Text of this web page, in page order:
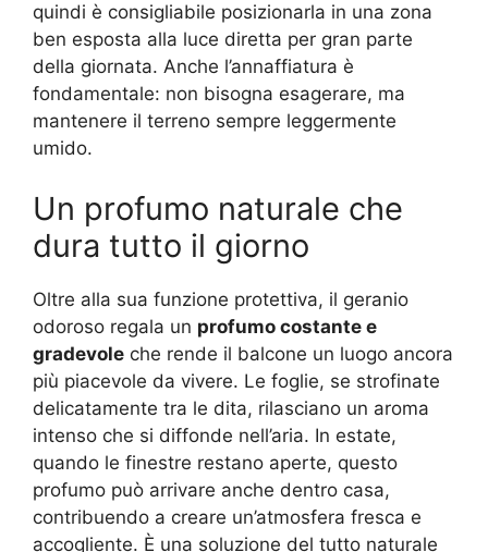
quindi è consigliabile posizionarla in una zona
ben esposta alla luce diretta per gran parte
della giornata. Anche l’annaffiatura è
fondamentale: non bisogna esagerare, ma
mantenere il terreno sempre leggermente
umido.
Un profumo naturale che
dura tutto il giorno
Oltre alla sua funzione protettiva, il geranio
odoroso regala un profumo costante e
gradevole che rende il balcone un luogo ancora
più piacevole da vivere. Le foglie, se strofinate
delicatamente tra le dita, rilasciano un aroma
intenso che si diffonde nell’aria. In estate,
quando le finestre restano aperte, questo
profumo può arrivare anche dentro casa,
contribuendo a creare un’atmosfera fresca e
accogliente. È una soluzione del tutto naturale